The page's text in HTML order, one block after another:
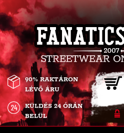
90% RAKTÁRON
LÉVŐ ÁRU
KÜLDÉS 24 ÓRÁN
BELÜL